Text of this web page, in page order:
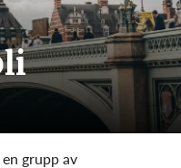
grupp av